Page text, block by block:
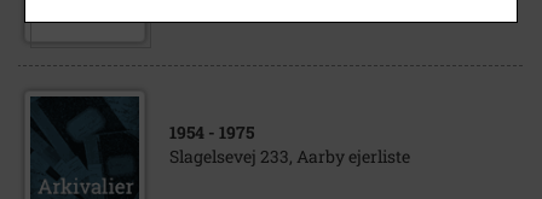
1954 - 1975
Slagelsevej 233, Aarby ejerliste